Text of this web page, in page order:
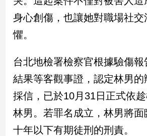
娛
樂
娛
星
聞
流
行/
時
身心創傷，也讓她對職場社交
懼。
台北地檢署檢察官根據驗傷報
結果等客觀事證，認定林男
採信，已於10月31日正式依
林男。若罪名成立，林男將面
十年以下有期徒刑的刑責。